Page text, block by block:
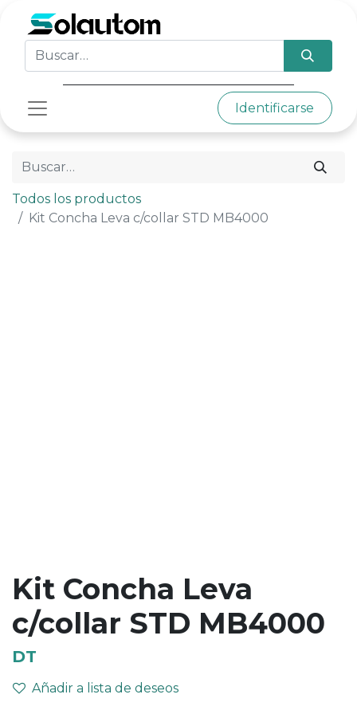
Identificarse
Todos los productos
Kit Concha Leva c/collar STD MB4000
Kit Concha Leva
c/collar STD MB4000
DT
Añadir a lista de deseos